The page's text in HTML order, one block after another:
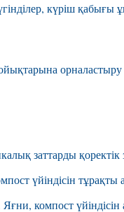
күріш қабығы
орналастыру
заттарды
үйіндісін
Яғни, компост